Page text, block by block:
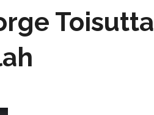
Toisutta